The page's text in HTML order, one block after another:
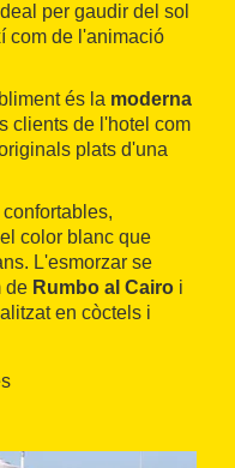
per gaudir del sol
com de l'animació
és la moderna
clients de l'hotel com
plats d'una
color blanc que
L'esmorzar se
de Rumbo al Cairo i
en còctels i